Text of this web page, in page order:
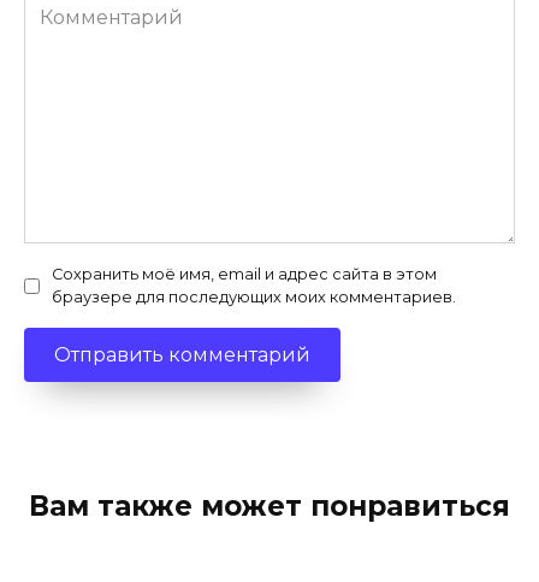
Комментарий
Сохранить моё имя, email и адрес сайта в этом
браузере для последующих моих комментариев.
Вам также может понравиться